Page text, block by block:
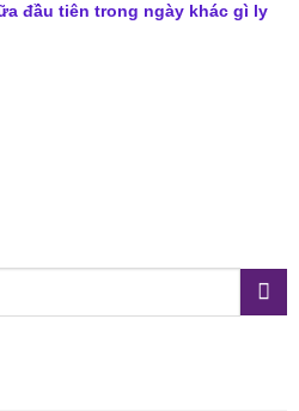
đầu tiên trong ngày khác gì ly